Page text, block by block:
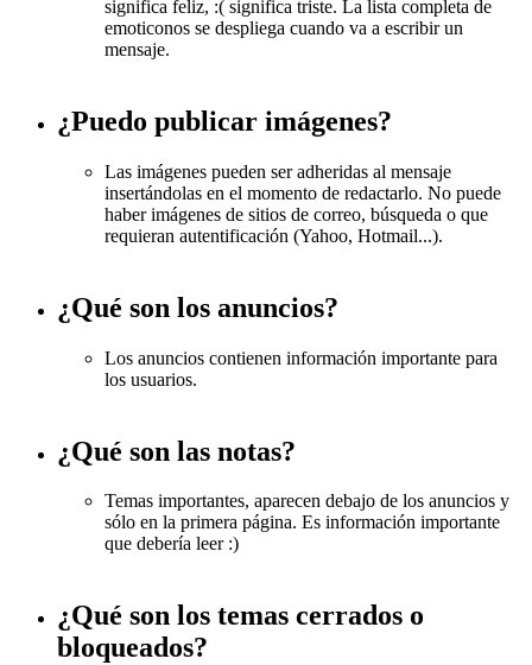
significa feliz, :( significa triste. La lista completa de
emoticonos se despliega cuando va a escribir un
mensaje.
¿Puedo publicar imágenes?
Las imágenes pueden ser adheridas al mensaje
insertándolas en el momento de redactarlo. No puede
haber imágenes de sitios de correo, búsqueda o que
requieran autentificación (Yahoo, Hotmail...).
¿Qué son los anuncios?
Los anuncios contienen información importante para
los usuarios.
¿Qué son las notas?
Temas importantes, aparecen debajo de los anuncios y
sólo en la primera página. Es información importante
que debería leer :)
¿Qué son los temas cerrados o
bloqueados?